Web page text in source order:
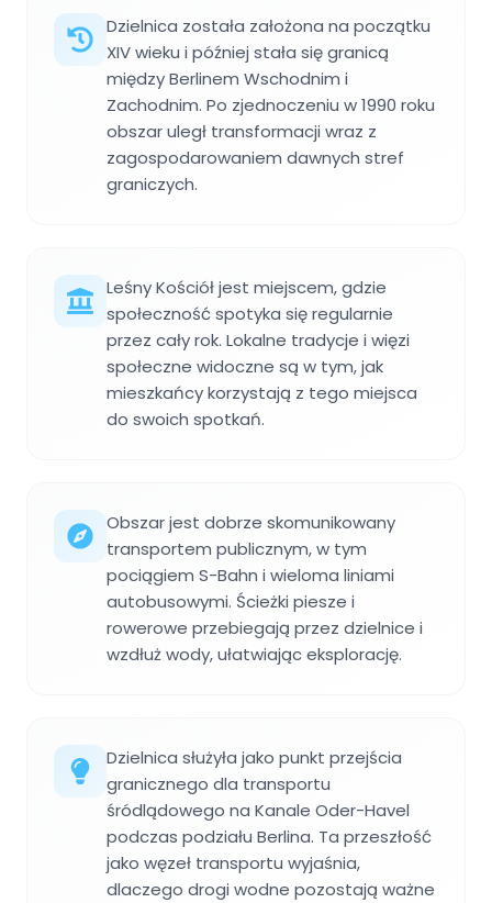
Dzielnica została założona na początku
XIV wieku i później stała się granicą
między Berlinem Wschodnim i
Zachodnim. Po zjednoczeniu w 1990 roku
obszar uległ transformacji wraz z
zagospodarowaniem dawnych stref
graniczych.
Leśny Kościół jest miejscem, gdzie
społeczność spotyka się regularnie
przez cały rok. Lokalne tradycje i więzi
społeczne widoczne są w tym, jak
mieszkańcy korzystają z tego miejsca
do swoich spotkań.
Obszar jest dobrze skomunikowany
transportem publicznym, w tym
pociągiem S-Bahn i wieloma liniami
autobusowymi. Ścieżki piesze i
rowerowe przebiegają przez dzielnice i
wzdłuż wody, ułatwiając eksplorację.
Dzielnica służyła jako punkt przejścia
granicznego dla transportu
śródlądowego na Kanale Oder-Havel
podczas podziału Berlina. Ta przeszłość
jako węzeł transportu wyjaśnia,
dlaczego drogi wodne pozostają ważne